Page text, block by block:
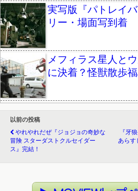
実写版『パトレイ
リー・場面写到着
メフィラス星人と
に決着？怪獣散歩
以前の投稿
やれやれだぜ『ジョジョの奇妙な
冒険 スターダストクルセイダー
ス』完結！
『牙
あらす